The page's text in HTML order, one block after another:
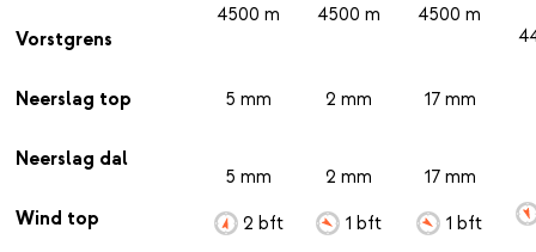
Vorstgrens
Neerslag top
Neerslag dal
Wind top
4500 m
5 mm
5 mm
2 bft
4500 m
2 mm
2 mm
1 bft
4500 m
17 mm
17 mm
1 bft